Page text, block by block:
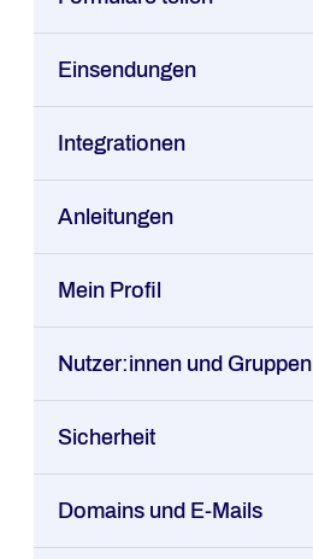
Einsendungen
Integrationen
Anleitungen
Mein Profil
Nutzer:innen und Gruppen
Sicherheit
Domains und E-Mails